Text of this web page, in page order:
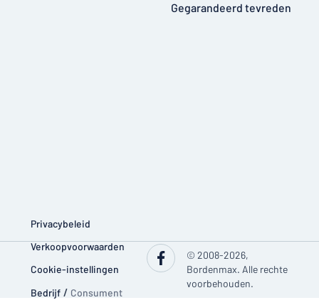
Gegarandeerd tevreden
Privacybeleid
Verkoopvoorwaarden
Cookie-instellingen
Bedrijf / Consument
© 2008-2026,
Bordenmax. Alle rechte
voorbehouden.